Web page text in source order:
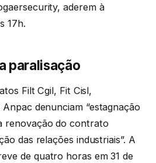
aderem à
17h.
paralisação
Filt Cgil, Fit Cisl,
denunciam “estagnação
renovação do contrato
das relações industriais”. A
de quatro horas em 31 de